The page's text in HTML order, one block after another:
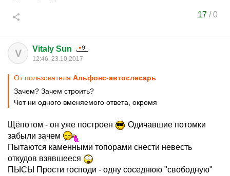
17 /0
V Vitaly Sun
12:46, 23.10.2017
От пользователя Альфoнс-автослесарь
Зачем? Зачем строить?
Чот ни одного вменяемого ответа, окромя
Щёпотом - он уже построен
Одичавшие потомки
забыли зачем
Пытаются каменными топорами снести невесть
откудов взявшееся
ПЫСЫ Прости господи - одну соседнюю "свободную"